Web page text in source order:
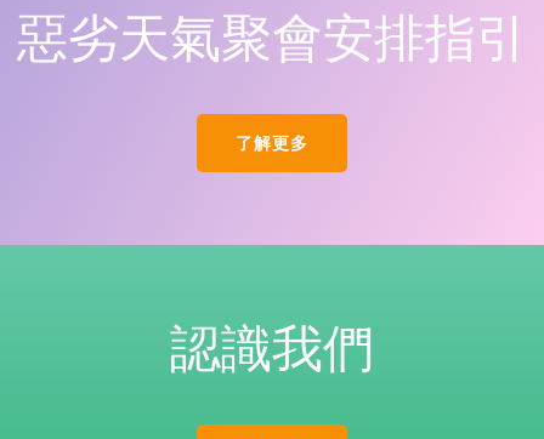
惡劣天氣聚會安排指引
了解更多
認識我們